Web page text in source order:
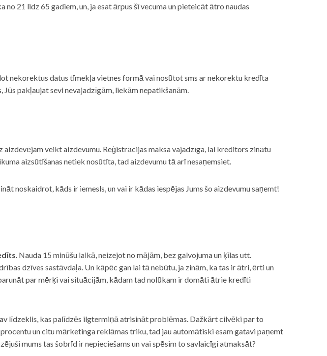
21 līdz 65 gadiem, un, ja esat ārpus šī vecuma un pieteicāt ātro naudas
nekorektus datus tīmekļa vietnes formā vai nosūtot sms ar nekorektu kredīta
pakļaujat sevi nevajadzīgām, liekām nepatikšanām.
veikt aizdevumu. Reģistrācijas maksa vajadzīga, lai kreditors zinātu
aizsūtīšanas netiek nosūtīta, tad aizdevumu tā arī nesaņemsiet.
noskaidrot, kāds ir iemesls, un vai ir kādas iespējas Jums šo aizdevumu saņemt!
. Nauda 15 minūšu laikā, neizejot no mājām, bez galvojuma un ķīlas utt.
dzīves sastāvdaļa. Un kāpēc gan lai tā nebūtu, ja zinām, ka tas ir ātri, ērti un
par mērķi vai situācijām, kādam tad nolūkam ir domāti ātrie kredīti
līdzeklis, kas palīdzēs ilgtermiņā atrisināt problēmas. Dažkārt cilvēki par to
un citu mārketinga reklāmas triku, tad jau automātiski esam gatavi paņemt
mums tas šobrīd ir nepieciešams un vai spēsim to savlaicīgi atmaksāt?